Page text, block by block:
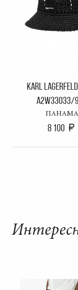
KARL
A2W33033/
ПАНАМА
8 100